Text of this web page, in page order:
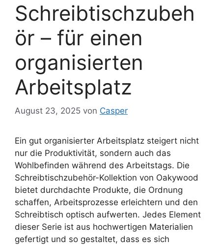
Schreibtischzubeh
ör – für einen
organisierten
Arbeitsplatz
August 23, 2025 von Casper
Ein gut organisierter Arbeitsplatz steigert nicht
nur die Produktivität, sondern auch das
Wohlbefinden während des Arbeitstags. Die
Schreibtischzubehör-Kollektion von Oakywood
bietet durchdachte Produkte, die Ordnung
schaffen, Arbeitsprozesse erleichtern und den
Schreibtisch optisch aufwerten. Jedes Element
dieser Serie ist aus hochwertigen Materialien
gefertigt und so gestaltet, dass es sich